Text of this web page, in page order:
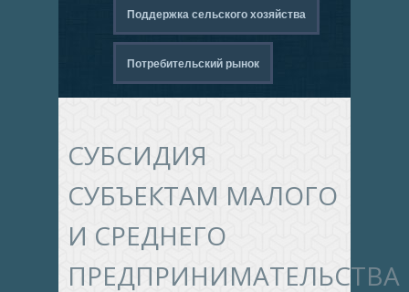
Поддержка сельского хозяйства
Потребительский рынок
СУБСИДИЯ
СУБЪЕКТАМ МАЛОГО
И СРЕДНЕГО
ПРЕДПРИНИМАТЕЛЬСТВА